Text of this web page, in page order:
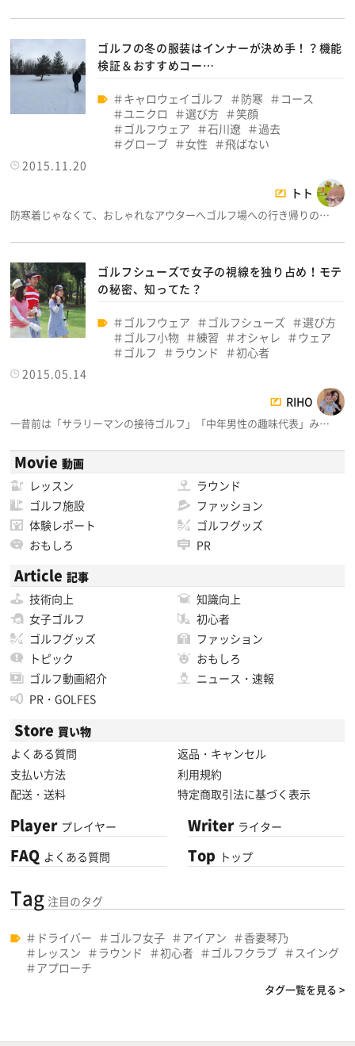
ゴルフの冬の服装はインナーが決め手！？機能
検証＆おすすめコー…
キャロウェイゴルフ 防寒
コース
ユニクロ
選び方
笑顔
ゴルフウェア
石川遼
過去
グローブ
女性
飛ばない
2015.11.20
トト
防寒着じゃなくて、おしゃれなアウターへゴルフ場への行き帰りの…
ゴルフシューズで女子の視線を独り占め！モテ
の秘密、知ってた？
ゴルフウェア ゴルフシューズ
選び方
ゴルフ小物
練習 オシャレ
ウェア
ゴルフ
ラウンド
初心者
2015.05.14
RIHO
一昔前は「サラリーマンの接待ゴルフ」「中年男性の趣味代表」み…
Movie 動画
レッスン
ラウンド
ゴルフ施設
ファッション
体験レポート
ゴルフグッズ
おもしろ
PR
Article 記事
技術向上
知識向上
女子ゴルフ
初心者
ゴルフグッズ
ファッション
トピック
おもしろ
ゴルフ動画紹介
ニュース・速報
PR・GOLFES
Store 買い物
よくある質問
返品・キャンセル
支払い方法
利用規約
配送・送料
特定商取引法に基づく表示
Player プレイヤー
FAQ よくある質問
Writer ライター
Top トップ
Tag 注目のタグ
ドライバー ゴルフ女子 アイアン
香妻琴乃
レッスン
ラウンド 初心者 ゴルフクラブ
スイング
アプローチ
タグ一覧を見る >